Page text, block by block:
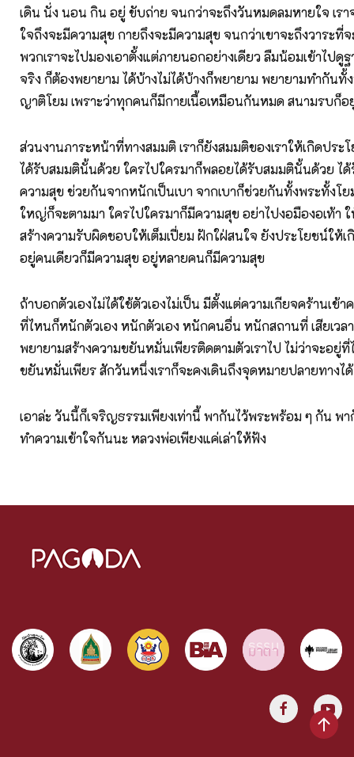
เดิน นั่ง นอน กิน อยู่ ขับถ่าย จนกว่าจะถึงวันหมดลมหายใจ เรา
ใจถึงจะมีความสุข กายถึงจะมีความสุข จนกว่าเขาจะถึงวาระที่
พวกเราจะไปมองเอาตั้งแต่ภายนอกอย่างเดียว ลืมน้อมเข้าไปดู
จริง ก็ต้องพยายาม ได้บ้างไม่ได้บ้างก็พยายาม พยายามทำกันทั้
ญาติโยม เพราะว่าทุกคนก็มีกายเนื้อเหมือนกันหมด สนามรบก็อ
ส่วนงานภาระหน้าที่ทางสมมติ เราก็ยังสมมติของเราให้เกิดประ
ได้รับสมมตินั้นด้วย ใครไปใครมาก็พลอยได้รับสมมตินั้นด้วย ไ
ความสุข ช่วยกันจากหนักเป็นเบา จากเบาก็ช่วยกันทั้งพระทั้งโ
ใหญ่ก็จะตามมา ใครไปใครมาก็มีความสุข อย่าไปงอมืองอเท้า
สร้างความรับผิดชอบให้เต็มเปี่ยม ฝักใฝ่สนใจ ยังประโยชน์ให้
อยู่คนเดียวก็มีความสุข อยู่หลายคนก็มีความสุข
ถ้าบอกตัวเองไม่ได้ใช้ตัวเองไม่เป็น มีตั้งแต่ความเกียจคร้านเข้า
ที่ไหนก็หนักตัวเอง หนักตัวเอง หนักคนอื่น หนักสถานที่ เสียเวลา
พยายามสร้างความขยันหมั่นเพียรติดตามตัวเราไป ไม่ว่าจะอยู่ที่
ขยันหมั่นเพียร สักวันหนึ่งเราก็จะคงเดินถึงจุดหมายปลายทางได้
เอาล่ะ วันนี้ก็เจริญธรรมเพียงเท่านี้ พากันไว้พระพร้อม ๆ กัน พ
ทำความเข้าใจกันนะ หลวงพ่อเพียงแค่เล่าให้ฟัง